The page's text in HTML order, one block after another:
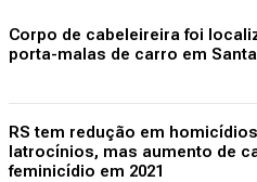
Corpo de cabeleireira foi
porta-malas de carro em
RS tem redução em
latrocínios, mas aumento de
feminicídio em 2021